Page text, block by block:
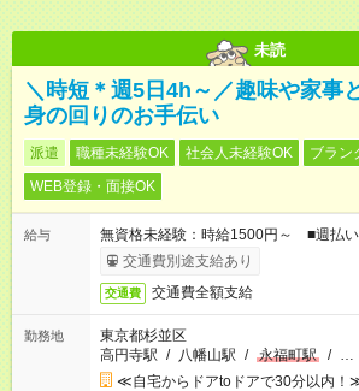
未読
＼時短＊週5日4h～／趣味や家事
身の回りのお手伝い
派遣 職種未経験OK 社会人未経験OK
ブラン
WEB登録・面接OK
給与
無資格未経験：時給1500円～ ■週払
交通費別途支給あり
交通費 交通費全額支給
勤務地
東京都杉並区
高円寺駅 / 八幡山駅 / 永福町駅 / …
≪自宅からドアtoドアで30分以内！